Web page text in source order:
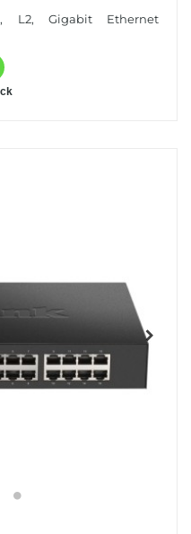
L2, Gigabit Ethernet